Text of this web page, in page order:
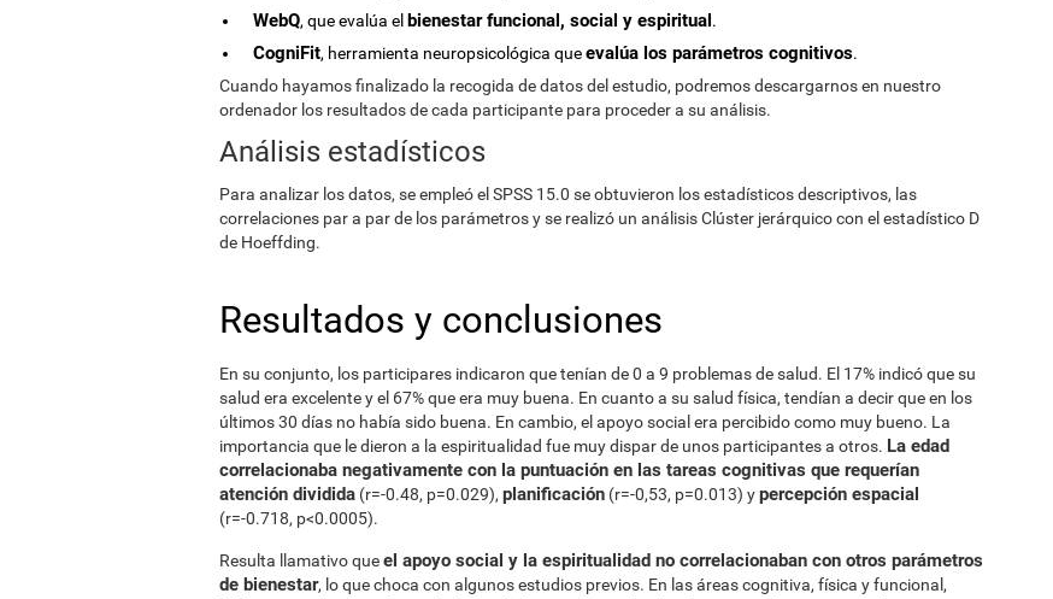
WebQ, que evalúa el bienestar funcional, social y espiritual.
CogniFit, herramienta neuropsicológica queevalúa los parámetros cognitivos.
Cuando hayamos finalizado la recogida de datos del estudio, podremos descargarnos en nuestro
ordenador los resultados de cada participante para proceder a su análisis.
Análisis estadísticos
Para analizar los datos, se empleó el SPSS 15.0 se obtuvieron los estadísticos descriptivos, las
correlaciones par a par de los parámetros y se realizó un análisis Clúster jerárquico con el estadístico D
de Hoeffding.
Resultados y conclusiones
En su conjunto, los participares indicaron que tenían de 0 a 9 problemas de salud. El 17% indicó que su
salud era excelente y el 67% que era muy buena. En cuanto a su salud física, tendían a decir que en los
últimos 30 días no había sido buena. En cambio, el apoyo social era percibido como muy bueno. La
importancia que le dieron a la espiritualidad fue muy dispar de unos participantes a otros. La edad
correlacionaba negativamente con la puntuación en las tareas cognitivas que requerían
atención dividida (r=-0.48, p=0.029), planificación (r=-0,53, p=0.013) ypercepción espacial
(r=-0.718, p<0.0005).
Resulta llamativo queel apoyo social y la espiritualidad no correlacionaban con otros parámetros
de bienestar, lo que choca con algunos estudios previos. En las áreas cognitiva, física y funcional,